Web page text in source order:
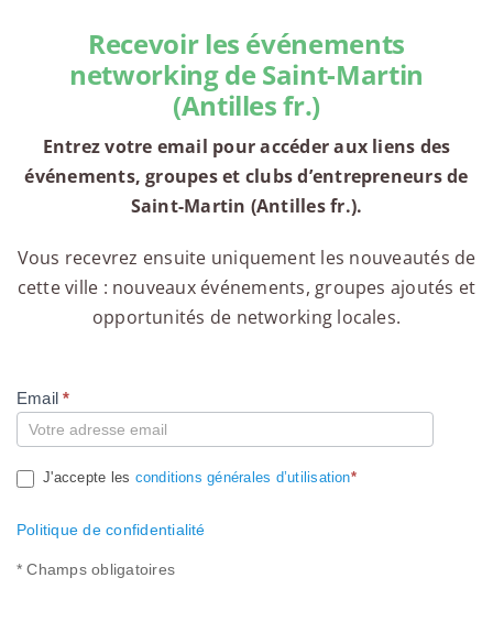
Recevoir les événements
networking de Saint-Martin
(Antilles fr.)
Entrez votre email pour accéder aux liens des
événements, groupes et clubs d’entrepreneurs de
Saint-Martin (Antilles fr.).
Vous recevrez ensuite uniquement les nouveautés de
cette ville : nouveaux événements, groupes ajoutés et
opportunités de networking locales.
Compte
Email*
J'accepte les conditions générales d’utilisation*
Politique de confidentialité
* Champs obligatoires